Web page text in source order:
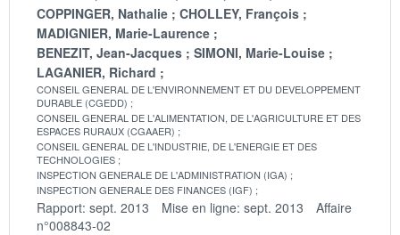
COPPINGER, Nathalie
CHOLLEY, François
MADIGNIER, Marie-Laurence
BENEZIT, Jean-Jacques
SIMONI, Marie-Louise
LAGANIER, Richard
CONSEIL GENERAL DE L'ENVIRONNEMENT ET DU DEVELOPPEMENT
DURABLE (CGEDD)
CONSEIL GENERAL DE L'ALIMENTATION, DE L'AGRICULTURE ET DES
ESPACES RURAUX (CGAAER)
CONSEIL GENERAL DE L'INDUSTRIE, DE L'ENERGIE ET DES
TECHNOLOGIES
INSPECTION GENERALE DE L'ADMINISTRATION (IGA)
INSPECTION GENERALE DES FINANCES (IGF)
Rapport: sept. 2013 Mise en ligne: sept. 2013
Affaire
n°008843-02